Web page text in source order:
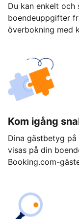
Du kan enkelt
boendeuppgifter
överbokning med
Kom igång
Dina gästbetyg
visas på din
Booking.com-